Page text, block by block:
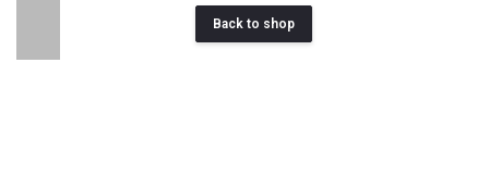
Back to shop